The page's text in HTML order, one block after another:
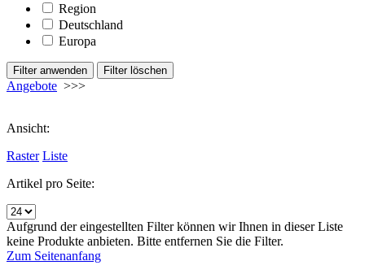
Region
Deutschland
Europa
Angebote >>>
Ansicht:
Raster Liste
Artikel pro Seite:
Aufgrund der eingestellten Filter können wir Ihnen in dieser Liste
keine Produkte anbieten. Bitte entfernen Sie die Filter.
Zum Seitenanfang